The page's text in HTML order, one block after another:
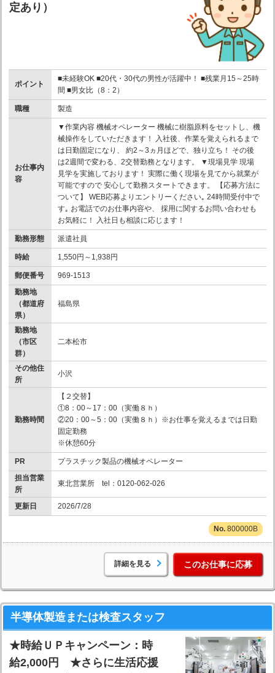
定あり）
ポイント
■未経験OK ■20代・30代の男性が活躍中！ ■残業月15～25時
間 ■男女比（8：2）
職種 製造
お仕事内
容
▼作業内容 機械オペレーター 機械に樹脂原料をセットし、機
械操作をしていただきます！ 入社後、作業を覚えられるまで
は日勤固定になり、 約2～3ヵ月ほどで、独り立ち！ その後
は2週間で変わる、2交替勤務となります。 ▼現場見学 現場
見学を実施しております！ 実際に働く現場を見てから就業が
可能ですので 安心して勤務スタートできます。 【応募方法に
ついて】 WEB応募よりエントリーください｡ 24時間受付中で
す｡ お電話でのお仕事内容や、 採用に関するお問い合わせも
お気軽に！ 入社日も相談に応じます！
勤務形態 派遣社員
時給 1,550円～1,938円
郵便番号
969-1513
勤務地
（都道府
県）
福島県
勤務地
（市区
群）
二本松市
その他住
所
小沢
勤務時間
【２交替】
①8：00～17：00（実働８ｈ）
②20：00～5：00（実働８ｈ）※お仕事を覚えるまでは日勤
固定勤務
※休憩60分
PR
プラスチック製品の機械オペレーター
担当営業
所
東北営業所 tel：0120-062-026
更新日 2026/7/28
800000B
詳細を見る このお仕事に応募
半導体製造または検査スタッフ
★時給ＵＰキャンペーン：時
給2,000円 ★さらに生活応援